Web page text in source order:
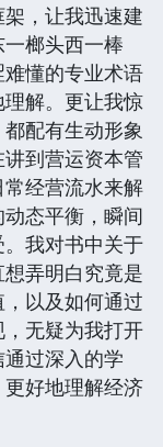
，让我迅速建
榔头西一棒
懂的专业术语
解。更让我惊
配有生动形象
到营运资本管
经营流水来解
态平衡，瞬间
我对书中关于
弄明白究竟是
以及如何通过
无疑为我打开
过深入的学
好地理解经济